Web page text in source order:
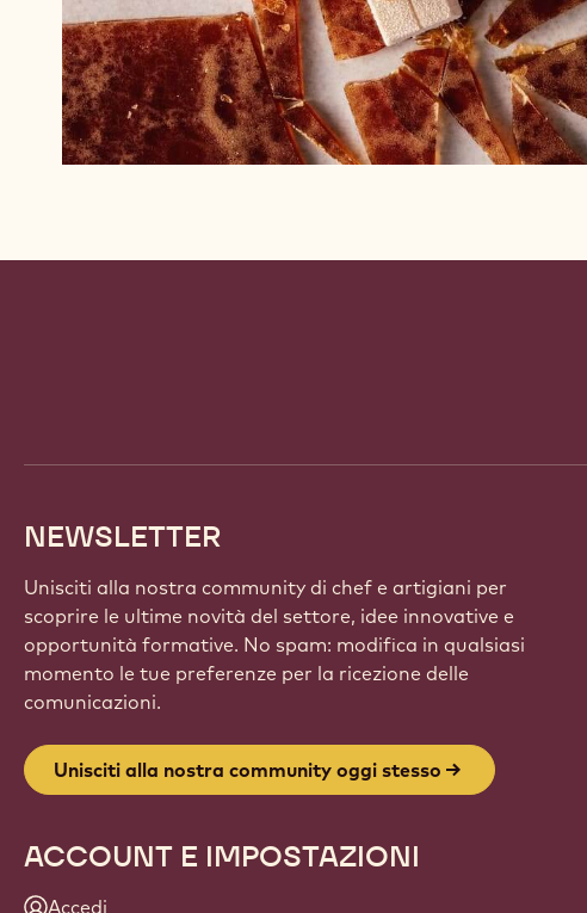
NEWSLETTER
Unisciti alla nostra community di chef e artigiani per
scoprire le ultime novità del settore, idee innovative e
opportunità formative. No spam: modifica in qualsiasi
momento le tue preferenze per la ricezione delle
comunicazioni.
Unisciti alla nostra community oggi stesso
ACCOUNT E IMPOSTAZIONI
Accedi